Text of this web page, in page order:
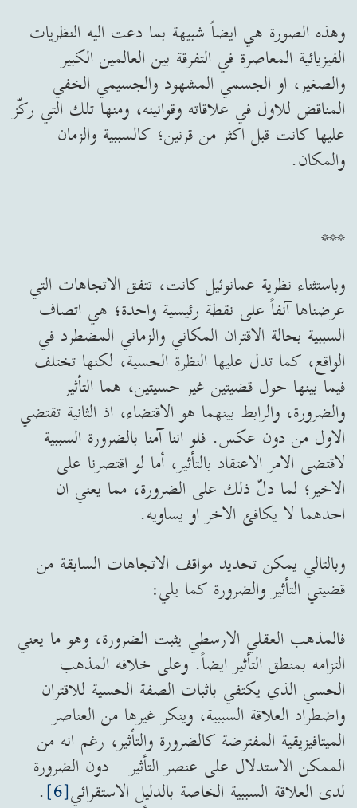
وهذه الصورة هي ايضاً شبيهة بما دعت اليه النظريات
الفيزيائية المعاصرة في التفرقة بين العالمين الكبير
والصغير، او الجسمي المشهود والجسيمي الخفي
المناقض للاول في علاقاته وقوانينه، ومنها تلك التي ركّز
عليها كانت قبل اكثر من قرنين؛ كالسببية والزمان
والمكان.
***
وباستثناء نظرية عمانوئيل كانت، تتفق الاتجاهات التي
عرضناها آنفاً على نقطة رئيسية واحدة؛ هي اتصاف
السببية بحالة الاقتران المكاني والزماني المضطرد في
الواقع، كما تدل عليها النظرة الحسية، لكنها تختلف
فيما بينها حول قضيتين غير حسيتين، هما التأثير
والضرورة، والرابط بينهما هو الاقتضاء، اذ الثانية تقتضي
الاول من دون عكس. فلو اننا آمنا بالضرورة السببية
لاقتضى الامر الاعتقاد بالتأثير، أما لو اقتصرنا على
الاخير؛ لما دلّ ذلك على الضرورة، مما يعني ان
احدهما لا يكافئ الاخر او يساويه.
وبالتالي يمكن تحديد مواقف الاتجاهات السابقة من
قضيتي التأثير والضرورة كما يلي:
فالمذهب العقلي الارسطي يثبت الضرورة، وهو ما يعني
التزامه بمنطق التأثير ايضاً. وعلى خلافه المذهب
الحسي الذي يكتفي باثبات الصفة الحسية للاقتران
واضطراد العلاقة السببية، وينكر غيرها من العناصر
الميتافيزيقية المفترضة كالضرورة والتأثير، رغم انه من
الممكن الاستدلال على عنصر التأثير – دون الضرورة –
لدى العلاقة السببية الخاصة بالدليل الاستقرائي[6]
.